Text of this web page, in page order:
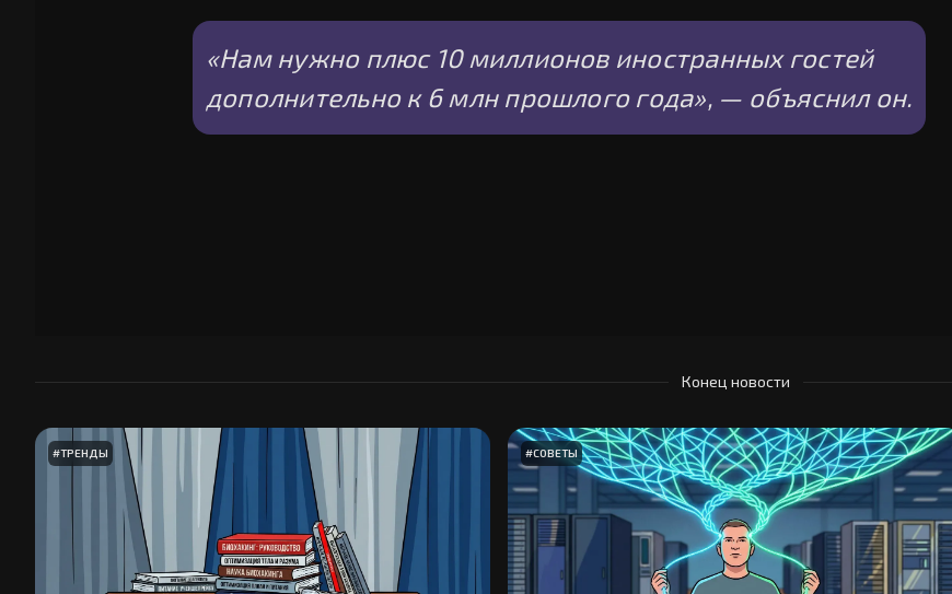
«Нам нужно плюс 10 миллионов иностранных гостей
дополнительно к 6 млн прошлого года», — объяснил он.
Конец новости
#ТРЕНДЫ #СОВЕТЫ